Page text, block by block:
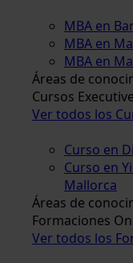
MBA en
MBA en
MBA en
Áreas de
Cursos Executive
Ver todos los
Curso en
Curso en
Mallorca
Áreas de
Formaciones
Ver todos los